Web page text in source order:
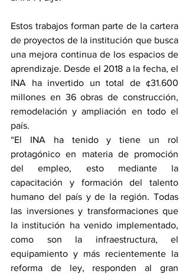
Estos trabajos forman parte de la cartera
de proyectos de la institución que busca
una mejora continua de los espacios de
aprendizaje. Desde el 2018 a la fecha, el
INA ha invertido un total de ¢31.600
millones en 36 obras de construcción,
remodelación y ampliación en todo el
país.
“El INA ha tenido y tiene un rol
protagónico en materia de promoción
del empleo, esto mediante la
capacitación y formación del talento
humano del país y de la región. Todas
las inversiones y transformaciones que
la institución ha venido implementado,
como son la infraestructura, el
equipamiento y más recientemente la
reforma de ley, responden al gran